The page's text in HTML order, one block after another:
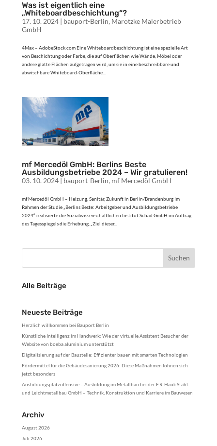
Was ist eigentlich eine
„Whiteboardbeschichtung“?
17. 10. 2024| bauport-Berlin, Marotzke Malerbetrieb
GmbH
4Max – AdobeStock.com Eine Whiteboardbeschichtung ist eine spezielle Art
von Beschichtung oder Farbe, die auf Oberflächen wie Wände, Möbel oder
andere glatte Flächen aufgetragen wird, um sie in eine beschreibbare und
abwischbare Whiteboard-Oberfläche...
mf Mercedöl GmbH: Berlins Beste
Ausbildungsbetriebe 2024 – Wir gratulieren!
03. 10. 2024| bauport-Berlin, mf Mercedöl GmbH
mf Mercedöl GmbH – Heizung, Sanitär, Zukunft in Berlin/Brandenburg Im
Rahmen der Studie „Berlins Beste: Arbeitgeber und Ausbildungsbetriebe
2024“ realisierte die Sozialwissenschaftlichen Institut Schad GmbH im Auftrag
des Tagesspiegels die Erhebung. „Ziel dieser...
Alle Beiträge
Neueste Beiträge
Herzlich willkommen bei Bauport Berlin
Künstliche Intelligenz im Handwerk: Wie der virtuelle Assistent Besucher der
Website von boeba aluminium unterstützt
Digitalisierung auf der Baustelle: Effizienter bauen mit smarten Technologien
Fördermittel für die Gebäudesanierung 2026: Diese Maßnahmen lohnen sich
jetzt besonders
Ausbildungsplatzoffensive – Ausbildung im Metallbau bei der F.R. Hauk Stahl-
und Leichtmetallbau GmbH – Technik, Konstruktion und Karriere im Bauwesen
Archiv
August 2026
Juli 2026